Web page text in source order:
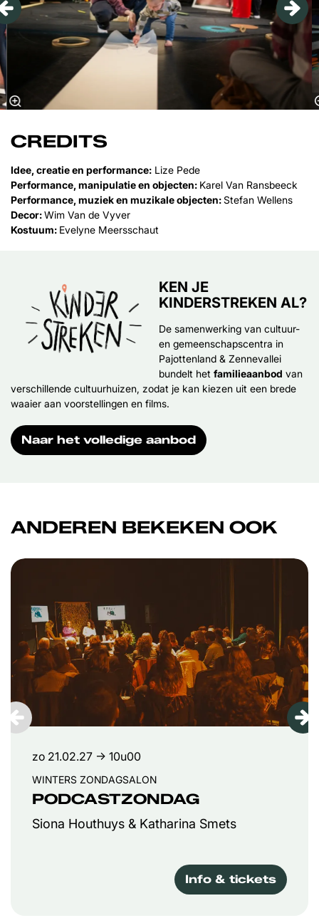
CREDITS
Idee, creatie en performance: Lize Pede
Performance, manipulatie en objecten: Karel Van Ransbeeck
Performance, muziek en muzikale objecten:Stefan Wellens
Decor:Wim Van de Vyver
Kostuum: Evelyne Meersschaut
KEN JE
KINDERSTREKEN AL?
De samenwerking van cultuur-
en gemeenschapscentra in
Pajottenland & Zennevallei
bundelt het familieaanbod van
verschillende cultuurhuizen, zodat je kan kiezen uit een brede
waaier aan voorstellingen en films.
Naar het volledige aanbod
ANDEREN BEKEKEN OOK
Overslaan
PODCASTZONDAG
Siona Houthuys & Katharina Smets
WINTERS ZONDAGSALON
zo 21.02.27 → 10u00
Info & tickets